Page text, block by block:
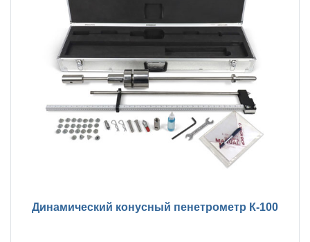
Динамический конусный пенетрометр К-100